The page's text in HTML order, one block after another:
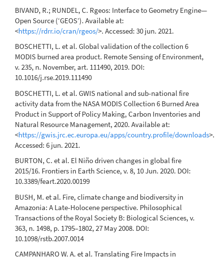
BIVAND, R.; RUNDEL, C. Rgeos: Interface to Geometry Engine—
Open Source (‘GEOS’). Available at:
<https://rdrr.io/cran/rgeos/>. Accessed: 30 jun. 2021.
BOSCHETTI, L. et al. Global validation of the collection 6
MODIS burned area product. Remote Sensing of Environment,
v. 235, n. November, art. 111490, 2019. DOI:
10.1016/j.rse.2019.111490
BOSCHETTI, L. et al. GWIS national and sub-national fire
activity data from the NASA MODIS Collection 6 Burned Area
Product in Support of Policy Making, Carbon Inventories and
Natural Resource Management, 2020. Available at:
<https://gwis.jrc.ec.europa.eu/apps/country.profile/downloads>.
Accessed: 6 jun. 2021.
BURTON, C. et al. El Niño driven changes in global fire
2015/16. Frontiers in Earth Science, v. 8, 10 Jun. 2020. DOI:
10.3389/feart.2020.00199
BUSH, M. et al. Fire, climate change and biodiversity in
Amazonia: A Late-Holocene perspective. Philosophical
Transactions of the Royal Society B: Biological Sciences, v.
363, n. 1498, p. 1795–1802, 27 May 2008. DOI:
10.1098/rstb.2007.0014
CAMPANHARO W. A. et al. Translating Fire Impacts in